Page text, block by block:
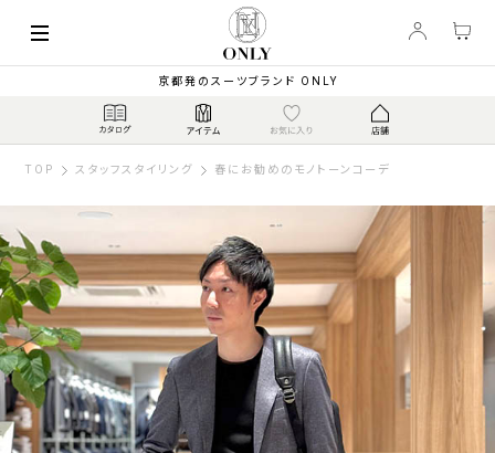
京都発のスーツブランド ONLY
TOP スタッフスタイリング 春にお勧めのモノトーンコーデ